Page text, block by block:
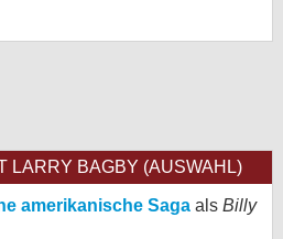
LARRY BAGBY (AUSWAHL)
amerikanische Saga als Billy